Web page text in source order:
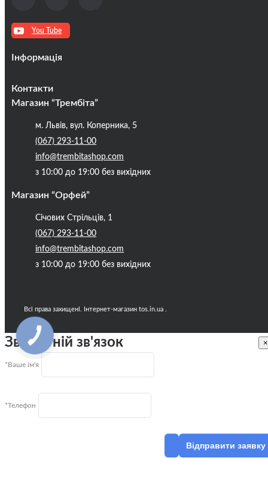
You Tube
Інформація
Кредити
Контакти
Публічна оферта
Бренди
Блог
Контакти
Магазин “Трембіта”
м. Львів, вул. Коперника, 5
(067) 293-11-00
info@trembitashop.com
з 10:00 до 19:00 без вихідних
Магазин “Орфей”
Січових Стрільців, 1
(067) 293-11-00
info@trembitashop.com
з 10:00 до 19:00 без вихідних
Всі права захищені. Інтернет-магазин tos.in.ua .
Зворотній зв'язок ×
*Ваше ім'я
*Телефон
Відправити заявку
КНОПКА
ЗВ'ЯЗКУ